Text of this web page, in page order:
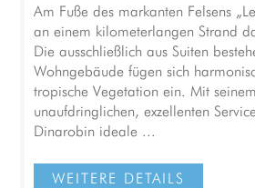
Am Fuße des markanten Felsens
an einem kilometerlangen Strand
Die ausschließlich aus Suiten
Wohngebäude fügen sich
tropische Vegetation ein. Mit seinem
unaufdringlichen, exzellenten
Dinarobin ideale ...
WEITERE DETAILS